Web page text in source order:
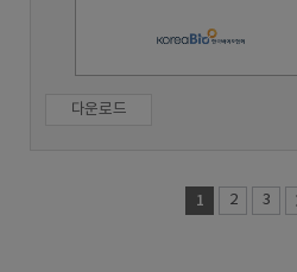
다운로드
1 2 3